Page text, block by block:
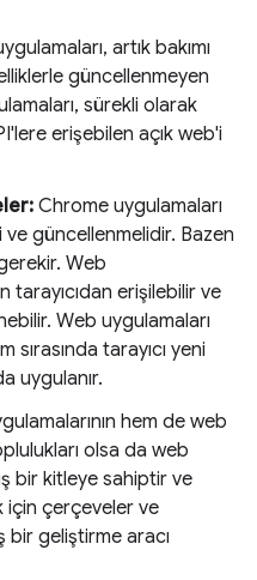
artık bakımı
güncellenmeyen
sürekli olarak
erişebilen açık web'i
Chrome uygulamaları
güncellenmelidir. Bazen
Web
tarayıcıdan erişilebilir ve
Web uygulamaları
sırasında tarayıcı yeni
uygulanır.
hem de web
olsa da web
bir kitleye sahiptir ve
için çerçeveler ve
bir geliştirme aracı